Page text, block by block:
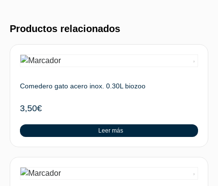
Productos relacionados
Comedero gato acero inox. 0.30L biozoo
3,50€
Leer más